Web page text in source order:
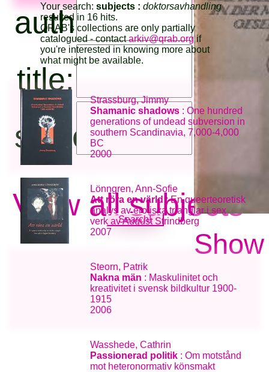
author:
title:
subjects:
View all subjects
Your search:subjects :doktorsavhandling
resulted in 16 hits.
QRAB's collections are only partially
catalogued - contactarkiv@qrab.orgif
you're interested in knowing more about
what might be available.
Strassburg, Jimmy
Shamanic shadows : One hundred
generations of undead subversion in
southern Scandinavia, 7,000-4,000
BC
2000
Lönngren, Ann-Sofie
Att röra en värld : En queerteoretisk
analys av erotiska trianglar i sex
verk av August Strindberg
2007
Steorn, Patrik
Nakna män : Maskulinitet och
kreativitet i svensk bildkultur 1900-
1915
2006
Wasshede, Cathrin
Passionerad politik : Om motstånd
mot heteronormativ könsmakt